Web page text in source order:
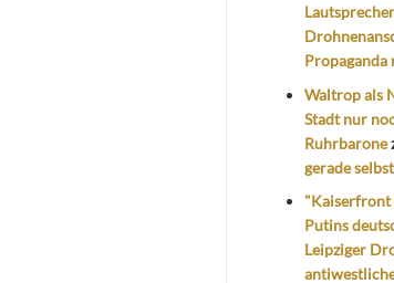
Propaganda
Waltrop als
Stadt nur
Ruhrbarone
gerade
"Kaiserfront
Putins
Leipziger